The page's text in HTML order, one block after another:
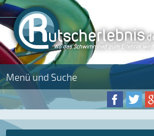
Menü und Suche